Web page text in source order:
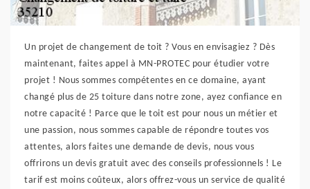
Un projet de changement de toit ? Vous en envisagiez ? Dès
maintenant, faites appel à MN-PROTEC pour étudier votre
projet ! Nous sommes compétentes en ce domaine, ayant
changé plus de 25 toiture dans notre zone, ayez confiance en
notre capacité ! Parce que le toit est pour nous un métier et
une passion, nous sommes capable de répondre toutes vos
attentes, alors faites une demande de devis, nous vous
offrirons un devis gratuit avec des conseils professionnels ! Le
tarif est moins coûteux, alors offrez-vous un service de qualité